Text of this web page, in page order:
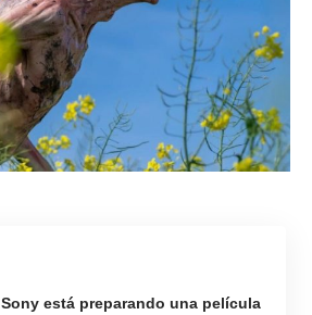
Sony está preparando una película